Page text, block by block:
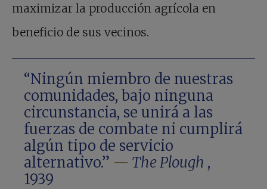
maximizar la producción agrícola en
beneficio de sus vecinos.
“Ningún miembro de nuestras
comunidades, bajo ninguna
circunstancia, se unirá a las
fuerzas de combate ni cumplirá
algún tipo de servicio
alternativo.” — The Plough ,
1939